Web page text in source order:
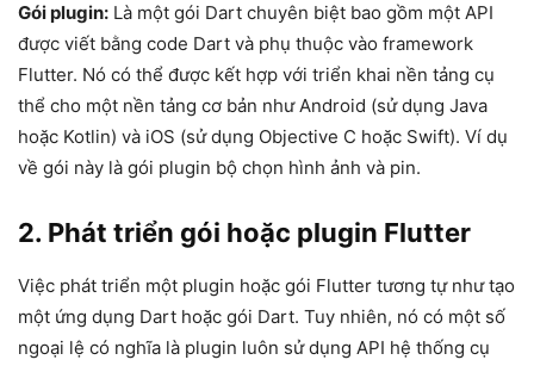
Gói plugin: Là một gói Dart chuyên biệt bao gồm một API
được viết bằng code Dart và phụ thuộc vào framework
Flutter. Nó có thể được kết hợp với triển khai nền tảng cụ
thể cho một nền tảng cơ bản như Android (sử dụng Java
hoặc Kotlin) và iOS (sử dụng Objective C hoặc Swift). Ví dụ
về gói này là gói plugin bộ chọn hình ảnh và pin.
2. Phát triển gói hoặc plugin Flutter
Việc phát triển một plugin hoặc gói Flutter tương tự như tạo
một ứng dụng Dart hoặc gói Dart. Tuy nhiên, nó có một số
ngoại lệ có nghĩa là plugin luôn sử dụng API hệ thống cụ